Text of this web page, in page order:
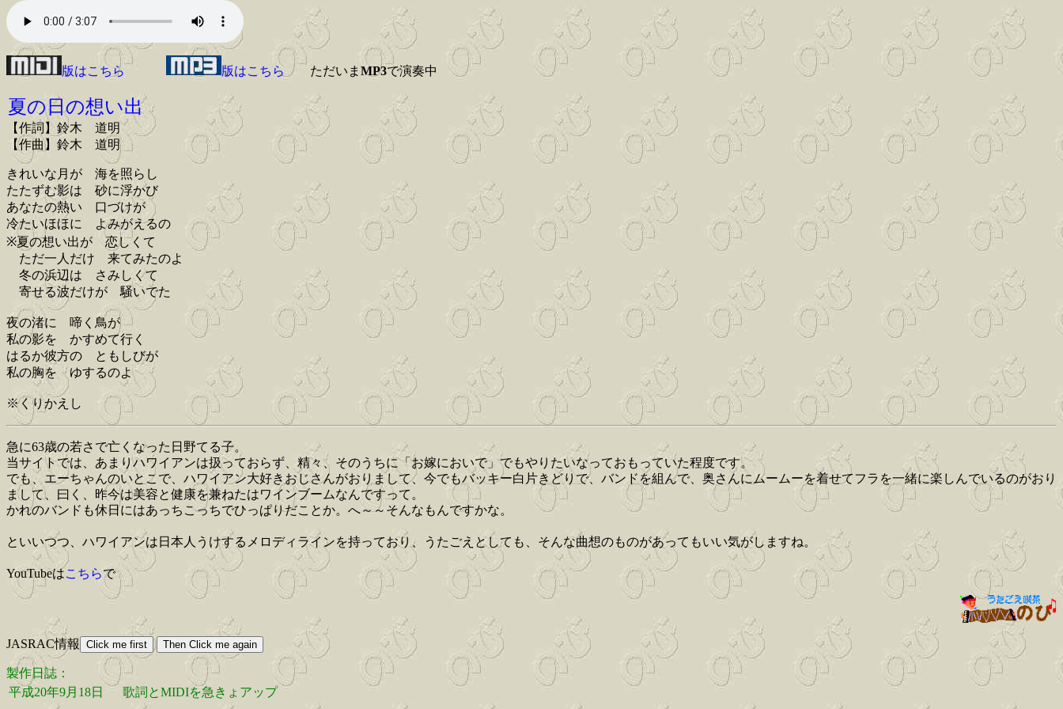
版はこちら 版はこちらただいま MP3で演奏中
夏の日の想い出
【作詞】鈴木 道明
【作曲】鈴木 道明
きれいな月が 海を照らし
たたずむ影は 砂に浮かび
あなたの熱い 口づけが
冷たいほほに よみがえるの
※夏の想い出が 恋しくて
ただ一人だけ 来てみたのよ
冬の浜辺は さみしくて
寄せる波だけが 騒いでた
夜の渚に 啼く鳥が
私の影を かすめて行く
はるか彼方の ともしびが
私の胸を ゆするのよ
※くりかえし
急に63歳の若さで亡くなった日野てる子。
当サイトでは、あまりハワイアンは扱っておらず、精々、そのうちに「お嫁においで」でもやりたいなっておもっていた程度です。
でも、エーちゃんのいとこで、ハワイアン大好きおじさんがおりまして、今でもバッキー白片きどりで、バンドを組んで、奥さんにムームーを着せてフラを一緒に楽しんでいるのがおり
まして、曰く、昨今は美容と健康を兼ねたはワインブームなんですって。
かれのバンドも休日にはあっちこっちでひっぱりだことか。へ～～そんなもんですかな。
といいつつ、ハワイアンは日本人うけするメロディラインを持っており、うたごえとしても、そんな曲想のものがあってもいい気がしますね。
YouTubeはこちらで
JASRAC情報
製作日誌：
平成20年9月18日
歌詞とMIDIを急きょアップ